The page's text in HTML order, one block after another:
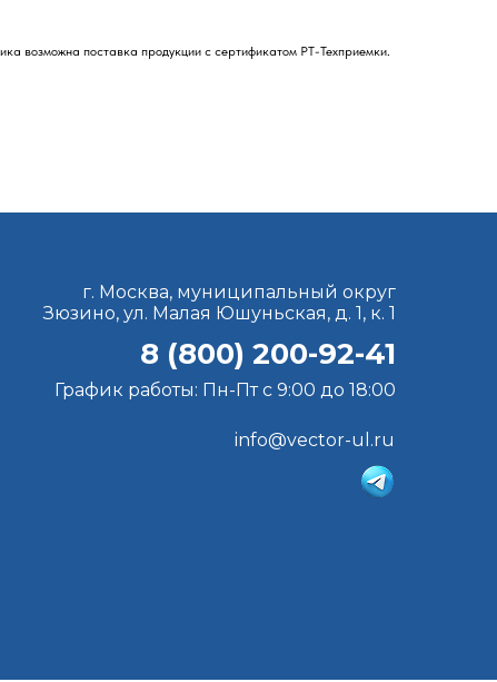
возможна поставка продукции с сертификатом РТ-Техприемки.
info@vector-ul.ru
График работы: Пн-Пт с 9:00 до 18:00
г. Москва, муниципальный округ
Зюзино, ул. Малая Юшуньская, д. 1, к. 1
8 (800) 200-92-41